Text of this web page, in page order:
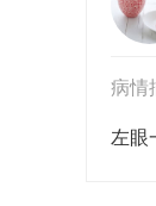
病情
左眼